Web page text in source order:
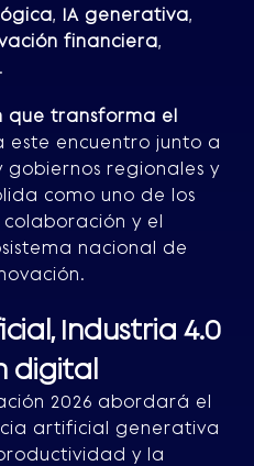
, IA generativa,
financiera,
.
que transforma el
este encuentro junto a
regionales y
como uno de los
y el
nacional de
Industria 4.0
digital
2026 abordará el
artificial generativa
y la